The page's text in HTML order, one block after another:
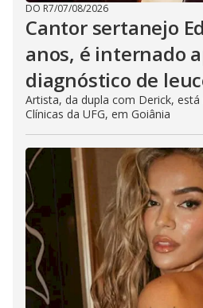
DO R7/07/08/2026
Cantor sertanejo
anos, é internado
diagnóstico de
Artista, da dupla com Derick,
Clínicas da UFG, em Goiânia